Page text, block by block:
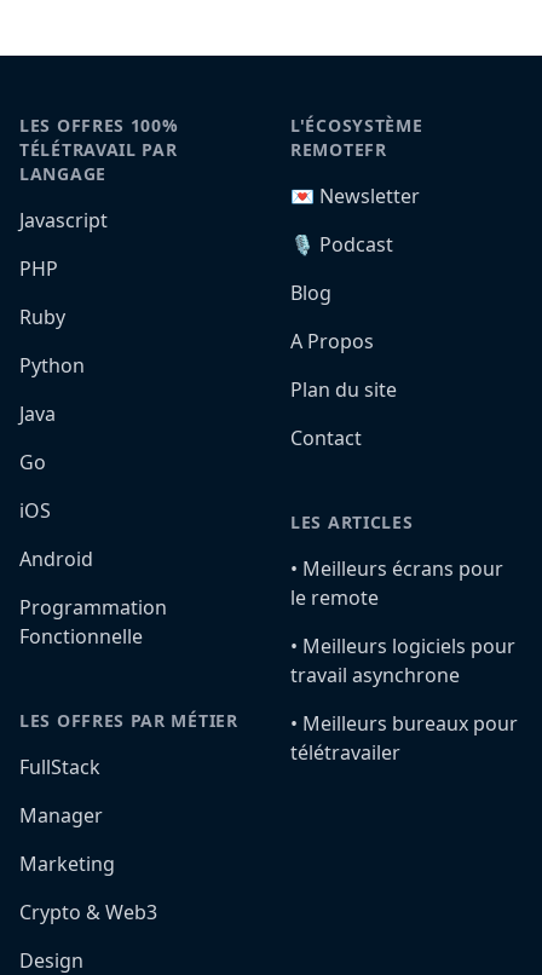
LES OFFRES 100%
TÉLÉTRAVAIL PAR
LANGAGE
Javascript
PHP
Ruby
Python
Java
Go
iOS
Android
Programmation
Fonctionnelle
LES OFFRES PAR MÉTIER
FullStack
Manager
Marketing
Crypto & Web3
Design
L'ÉCOSYSTÈME
REMOTEFR
💌 Newsletter
🎙️ Podcast
Blog
A Propos
Plan du site
Contact
LES ARTICLES
•️ Meilleurs écrans pour
le remote
•️ Meilleurs logiciels pour
travail asynchrone
•️ Meilleurs bureaux pour
télétravailer